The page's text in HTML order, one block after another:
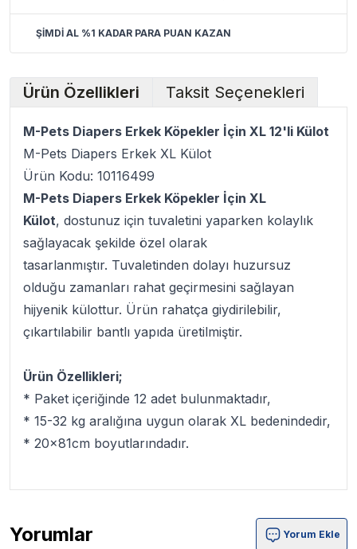
ŞİMDİ AL %1 KADAR PARA PUAN KAZAN
Ürün Özellikleri Taksit Seçenekleri
M-Pets Diapers Erkek Köpekler İçin XL 12'li Külot
M-Pets Diapers Erkek XL Külot
Ürün Kodu: 10116499
M-Pets Diapers Erkek Köpekler İçin XL
Külot, dostunuz için tuvaletini yaparken kolaylık
sağlayacak şekilde özel olarak
tasarlanmıştır. Tuvaletinden dolayı huzursuz
olduğu zamanları rahat geçirmesini sağlayan
hijyenik külottur. Ürün rahatça giydirilebilir,
çıkartılabilir bantlı yapıda üretilmiştir.
Ürün Özellikleri;
* Paket içeriğinde 12 adet bulunmaktadır,
* 15-32 kg aralığına uygun olarak XL bedenindedir,
* 20x81cm boyutlarındadır.
Yorumlar
M-Pets Diapers Erkek Köpekler İçin XL 12'li Külot Ürün
Yorum Ekle